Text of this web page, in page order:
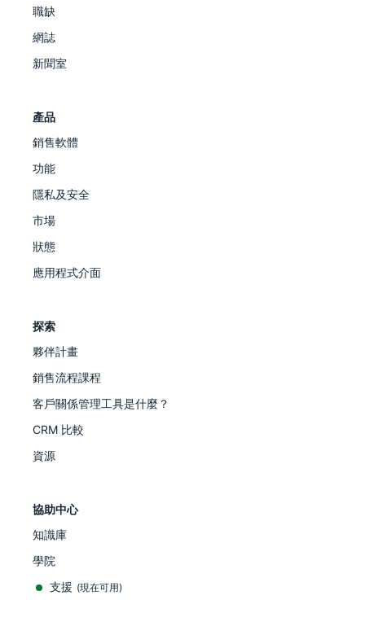
職缺
網誌
新聞室
產品
銷售軟體
功能
隱私及安全
市場
狀態
應用程式介面
探索
夥伴計畫
銷售流程課程
客戶關係管理工具是什麼？
CRM 比較
資源
協助中心
知識庫
學院
支援 (現在可用)